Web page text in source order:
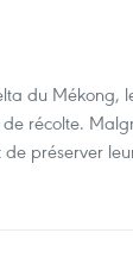
du Mékong,
récolte.
préserver